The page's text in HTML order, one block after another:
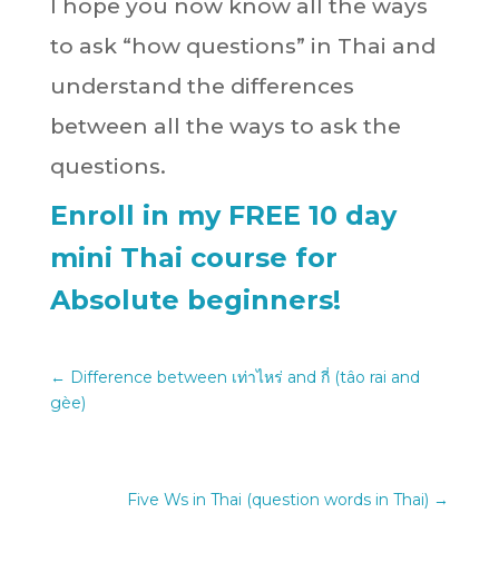
I hope you now know all the ways
to ask “how questions” in Thai and
understand the differences
between all the ways to ask the
questions.
Enroll in my FREE 10 day
mini Thai course for
Absolute beginners!
← Difference between เท่าไหร่ and กี่ (tâo rai and
gèe)
Five Ws in Thai (question words in Thai) →